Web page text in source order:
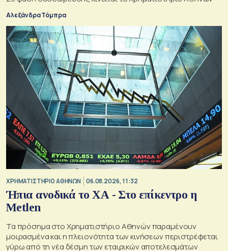
Αλεξάνδρα Τόμπρα
XΡΗΜΑΤΙΣΤΗΡΙΟ ΑΘΗΝΩΝ 06.08.2026, 11:32
Ήπια ανοδικά το ΧΑ - Στο επίκεντρο η
Metlen
Τα πρόσημα στο Χρηματιστήριο Αθηνών παραμένουν
μοιρασμένα και η πλειονότητα των κινήσεων περιστρέφεται
γύρω από τη νέα δέσμη των εταιρικών αποτελεσμάτων